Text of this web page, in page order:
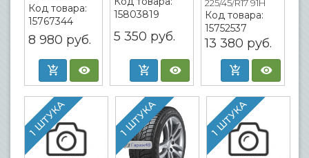
Код товара:
15767344
8 980 руб.
15803819
5 350 руб.
225/45/R17 91H
Код товара:
15752537
13 380 руб.
1 ШТУКА 1 ШТУКА 1 ШТУКА